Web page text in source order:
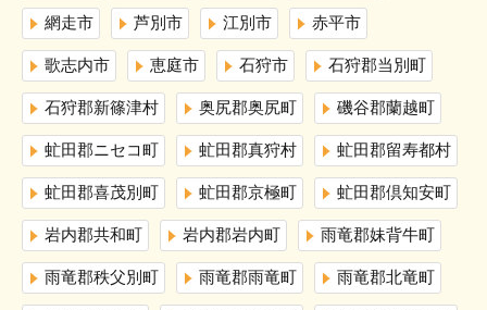
網走市 芦別市 江別市 赤平市
歌志内市 恵庭市 石狩市 石狩郡当別町
石狩郡新篠津村 奥尻郡奥尻町 磯谷郡蘭越町
虻田郡ニセコ町 虻田郡真狩村 虻田郡留寿都村
虻田郡喜茂別町 虻田郡京極町 虻田郡倶知安町
岩内郡共和町 岩内郡岩内町 雨竜郡妹背牛町
雨竜郡秩父別町 雨竜郡雨竜町 雨竜郡北竜町